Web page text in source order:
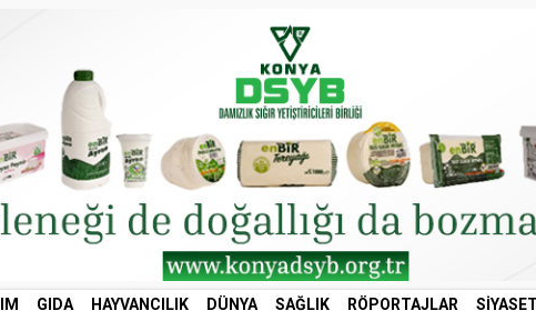
GIDA HAYVANCILIK DÜNYA SAĞLIK RÖPORTAJLAR SIYASET